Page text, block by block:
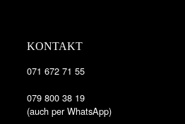
KONTAKT
071 672 71 55
079 800 38 19
(auch per WhatsApp)